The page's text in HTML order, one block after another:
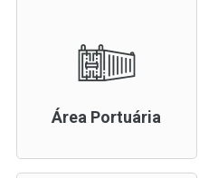
Área Portuária